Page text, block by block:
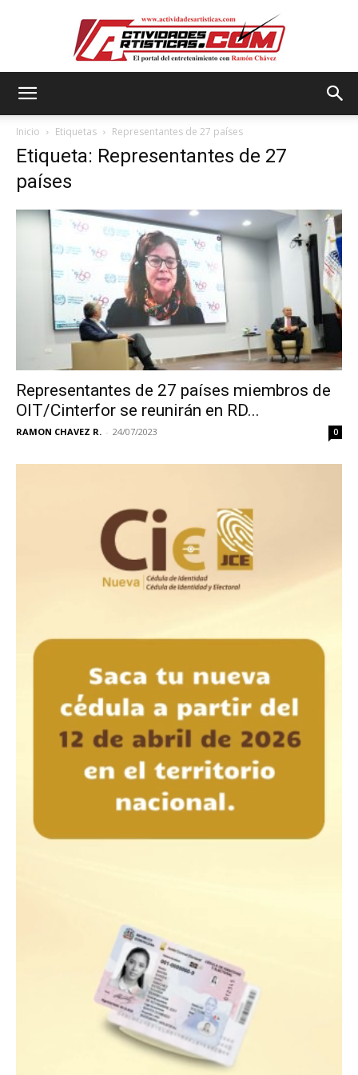
Inicio Etiquetas Representantes de 27 países
Etiqueta: Representantes de 27
países
Representantes de 27 países miembros de
OIT/Cinterfor se reunirán en RD...
RAMON CHAVEZ R. - 24/07/2023 0